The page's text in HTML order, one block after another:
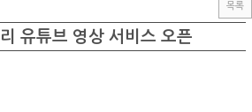
오시는길
연구분야
서비스 및 제품소개
목록
유튜브 영상 서비스 오픈